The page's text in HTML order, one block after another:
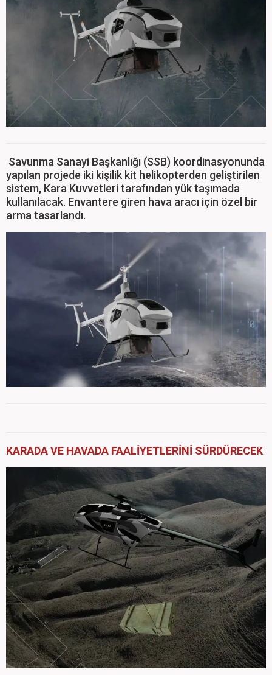
Savunma Sanayi Başkanlığı (SSB) koordinasyonunda
yapılan projede iki kişilik kit helikopterden geliştirilen
sistem, Kara Kuvvetleri tarafından yük taşımada
kullanılacak. Envantere giren hava aracı için özel bir
arma tasarlandı.
KARADA VE HAVADA FAALİYETLERİNİ SÜRDÜRECEK